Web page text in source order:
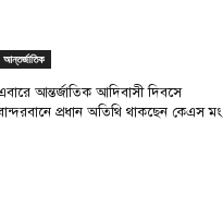
আন্তর্জাতিক
আন্তর্জাতিক আদিবাসী দিবসে
প্রধান অতিথি থাকছেন কেএস মং